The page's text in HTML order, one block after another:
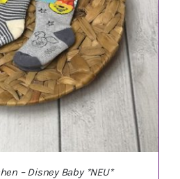
– Disney Baby *NEU*